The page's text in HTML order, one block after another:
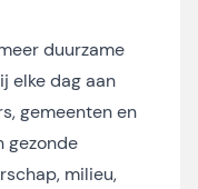
duurzame
elke dag aan
gemeenten en
gezonde
milieu,